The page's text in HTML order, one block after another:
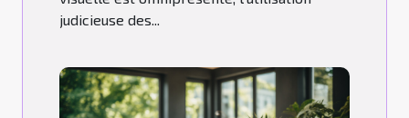
judicieuse des...